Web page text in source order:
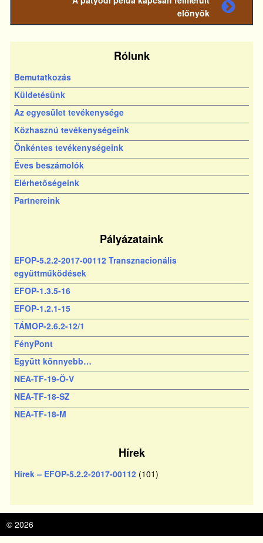
bejegyzés
előnyök
Rólunk
Bemutatkozás
Küldetésünk
Az egyesület tevékenysége
Közhasznú tevékenységeink
Önkéntes tevékenységeink
Éves beszámolók
Elérhetőségeink
Partnereink
Pályázataink
EFOP-5.2.2-2017-00112 Transznacionális
együttműködések
EFOP-1.3.5-16
EFOP-1.2.1-15
TÁMOP-2.6.2-12/1
FényPont
Együtt könnyebb…
NEA-TF-19-Ö-V
NEA-TF-18-SZ
NEA-TF-18-M
Hírek
Hírek – EFOP-5.2.2-2017-00112(101)
© 2026